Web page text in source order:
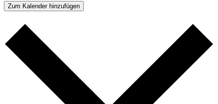
Zum Kalender hinzufügen